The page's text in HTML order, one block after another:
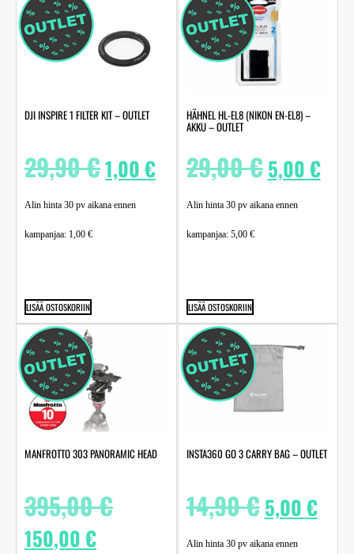
DJI INSPIRE 1 FILTER KIT – OUTLET
29,90€1,00€
Alin hinta 30 pv aikana ennen
kampanjaa: 1,00 €
LISÄÄ OSTOSKORIIN
HÄHNEL HL-EL8 (NIKON EN-EL8) –
AKKU – OUTLET
29,00€ 5,00€
Alin hinta 30 pv aikana ennen
kampanjaa: 5,00 €
LISÄÄ OSTOSKORIIN
MANFROTTO 303 PANORAMIC HEAD
395,00€
150,00€
INSTA360 GO 3 CARRY BAG – OUTLET
14,90€ 5,00€
Alin hinta 30 pv aikana ennen